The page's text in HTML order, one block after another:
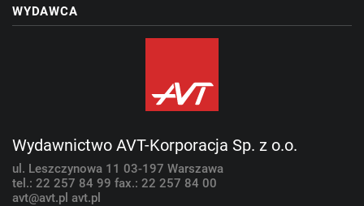
WYDAWCA
Wydawnictwo AVT-Korporacja Sp. z o.o.
ul. Leszczynowa 11 03-197 Warszawa
tel.: 22 257 84 99 fax.: 22 257 84 00
avt@avt.pl avt.pl